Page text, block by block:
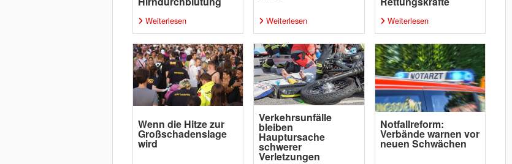
Weiterlesen Weiterlesen Weiterlesen
Wenn die Hitze zur
Großschadenslage
wird
Verkehrsunfälle
bleiben
Hauptursache
schwerer
Verletzungen
Notfallreform:
Verbände warnen vor
neuen Schwächen